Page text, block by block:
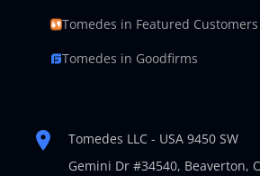
Tomedes in Featured Customers
Tomedes in Goodfirms
Tomedes LLC - USA 9450 SW
Gemini Dr #34540, Beaverton,